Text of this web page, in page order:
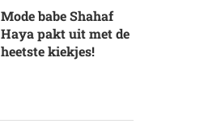
Mode babe Shahaf
Haya pakt uit met de
heetste kiekjes!